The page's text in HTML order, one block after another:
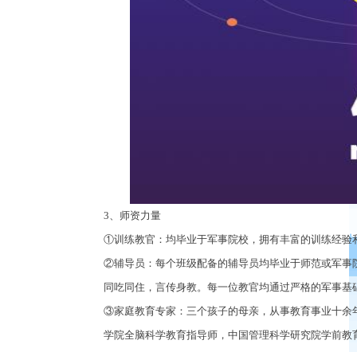
3、师资力量
①训练教官：均毕业于军事院校，拥有丰富的训练经
②辅导员：每个班级配备的辅导员均毕业于师范或军
同吃同住，言传身教。每一位教官均通过严格的军事
③家庭教育专家：三个孩子的母亲，从事教育事业十
学院全脑科学教育指导师，中国管理科学研究院学前